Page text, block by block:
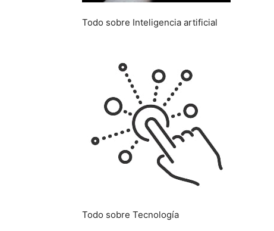
Todo sobre Inteligencia artificial
Todo sobre Tecnología